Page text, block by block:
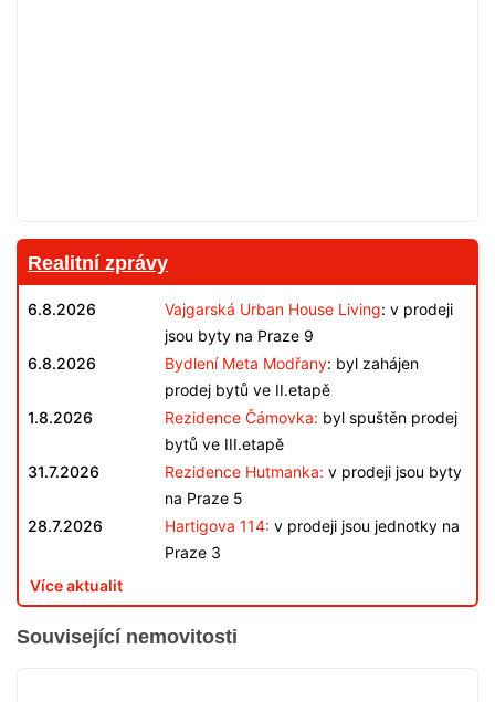
Realitní zprávy
6.8.2026 Vajgarská Urban House Living: v prodeji
jsou byty na Praze 9
6.8.2026
Bydlení Meta Modřany: byl zahájen
prodej bytů ve II.etapě
1.8.2026
Rezidence Čámovka: byl spuštěn prodej
bytů ve III.etapě
31.7.2026
Rezidence Hutmanka: v prodeji jsou byty
na Praze 5
28.7.2026
Hartigova 114: v prodeji jsou jednotky na
Praze 3
Více aktualit
Související nemovitosti